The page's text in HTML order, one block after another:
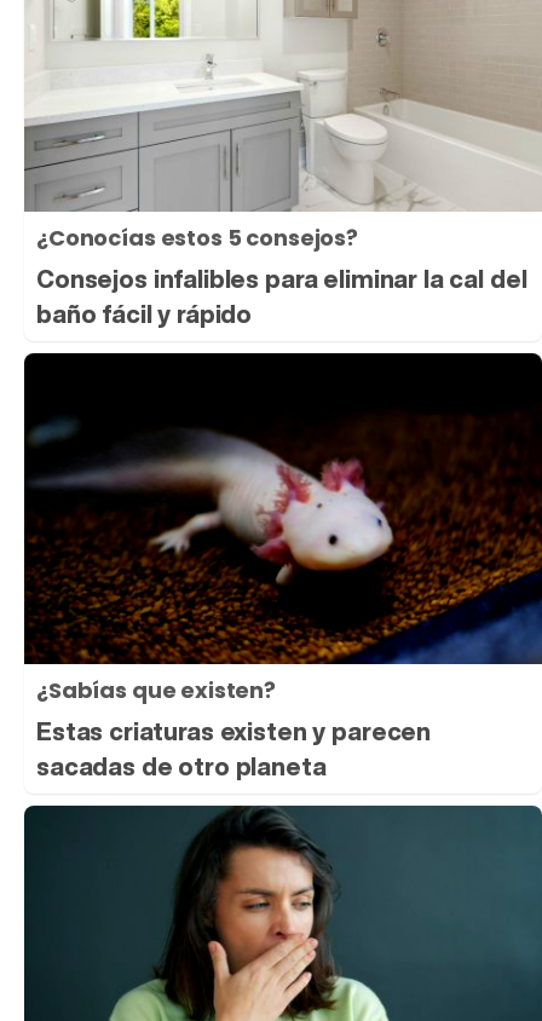
¿Conocías estos 5 consejos?
Consejos infalibles para eliminar la cal del
baño fácil y rápido
¿Sabías que existen?
Estas criaturas existen y parecen
sacadas de otro planeta